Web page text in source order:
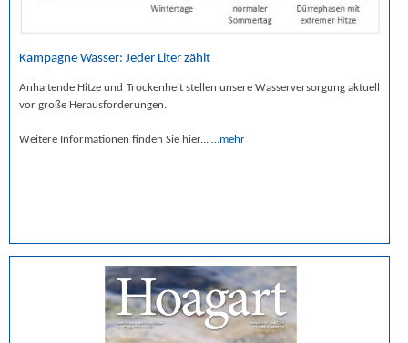
Kampagne Wasser: Jeder Liter zählt
Anhaltende Hitze und Trockenheit stellen unsere Wasserversorgung aktuell
vor große Herausforderungen.
Weitere Informationen finden Sie hier... …mehr